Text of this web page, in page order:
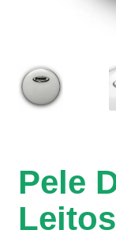
Pele